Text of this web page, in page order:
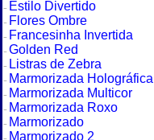
Estilo Divertido
Flores Ombre
Francesinha Invertida
Golden Red
Listras de Zebra
Marmorizada Holográfica
Marmorizada Multicor
Marmorizada Roxo
Marmorizado
Marmorizado 2